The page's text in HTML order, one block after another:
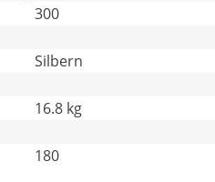
300
Silbern
16.8 kg
180